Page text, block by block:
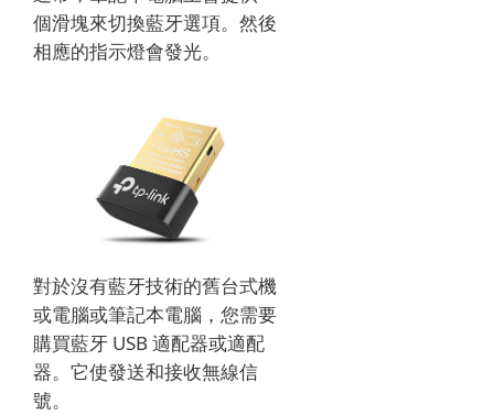
個滑塊來切換藍牙選項。 然後
相應的指示燈會發光。
對於沒有藍牙技術的舊台式機
或電腦或筆記本電腦，您需要
購買藍牙 USB 適配器或適配
器。 它使發送和接收無線信
號。